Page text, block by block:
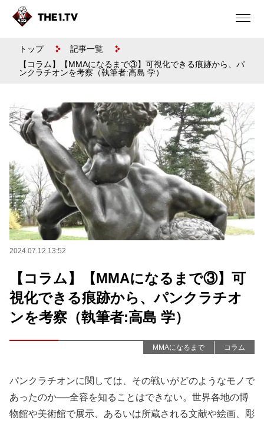
トップ
記事一覧
【コラム】【MMAになるまで③】可視化できる痕跡から、パ
ンクラチオンを考察（執筆者:高島 学）
2024.07.12 13:52
【コラム】【MMAになるまで③】可
視化できる痕跡から、パンクラチオ
ンを考察（執筆者:高島 学）
MMAになるまで コラム
パンクラチオンに関しては、その戦いがどのようなモノで
あったのか──全容を知ることはできない。世界各地の博
物館や美術館で展示、あるいは所蔵される文献や絵画、彫